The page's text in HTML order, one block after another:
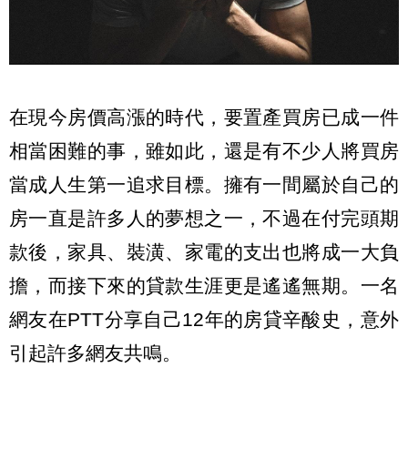
在現今房價高漲的時代，要置產買房已成一件
相當困難的事，雖如此，還是有不少人將買房
當成人生第一追求目標。擁有一間屬於自己的
房一直是許多人的夢想之一，不過在付完頭期
款後，家具、裝潢、家電的支出也將成一大負
擔，而接下來的貸款生涯更是遙遙無期。一名
網友在PTT分享自己12年的房貸辛酸史，意外
引起許多網友共鳴。